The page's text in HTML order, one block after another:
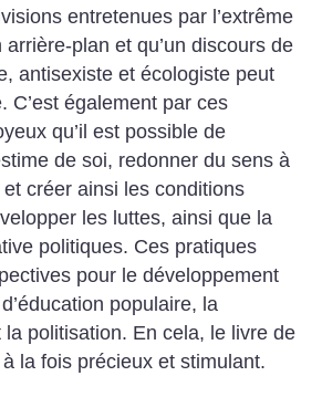
entretenues par l’extrême
plan et qu’un discours de
antisexiste et écologiste peut
C’est également par ces
qu’il est possible de
de soi, redonner du sens à
et créer ainsi les conditions
les luttes, ainsi que la
politiques. Ces pratiques
pour le développement
populaire, la
politisation. En cela, le livre de
la fois précieux et stimulant.